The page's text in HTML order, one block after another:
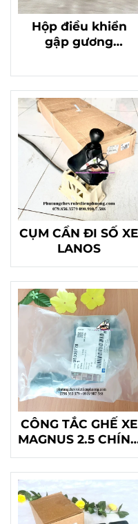
Hộp điều khiển
gập gương
96452644
CỤM CẦN ĐI SỐ XE
LANOS
CÔNG TẮC GHẾ XE
MAGNUS 2.5
HÃNG